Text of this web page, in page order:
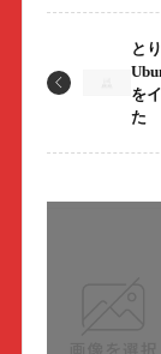
と
を
た